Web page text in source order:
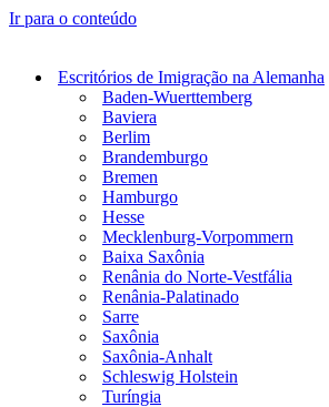
Ir para o conteúdo
Escritórios de Imigração na Alemanha
Baden-Wuerttemberg
Baviera
Berlim
Brandemburgo
Bremen
Hamburgo
Hesse
Mecklenburg-Vorpommern
Baixa Saxônia
Renânia do Norte-Vestfália
Renânia-Palatinado
Sarre
Saxônia
Saxônia-Anhalt
Schleswig Holstein
Turíngia